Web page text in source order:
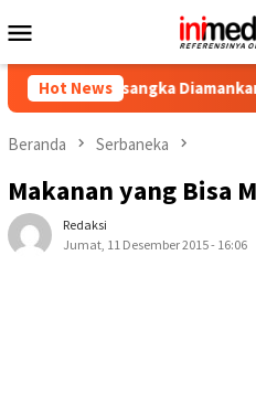
ke
Mobile
Hot NewsDiamankan
Beranda Serbaneka
Makanan yang Bisa
Redaksi
Jumat, 11 Desember 2015 - 16:06